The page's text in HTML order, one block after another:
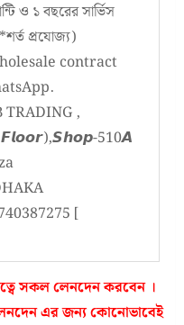
ও ১ বছরের সার্ভিস
প্রযোজ্য)
contract
,
510𝘼
[
সকল লেনদেন করবেন ।
এর জন্য কোনোভাবেই